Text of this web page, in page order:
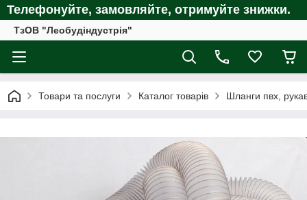
Телефонуйте, замовляйте, отримуйтезнижки.
ТзОВ "Леобудіндустрія"
Товари та послуги Каталог товарів Шланги пвх,